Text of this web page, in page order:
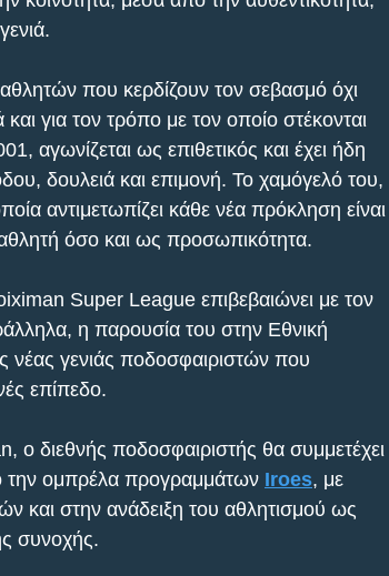
που κερδίζουν τον σεβασμό όχι
για τον τρόπο με τον οποίο στέκονται
αγωνίζεται ως επιθετικός και έχει ήδη
δουλειά και επιμονή. Το χαμόγελό του,
αντιμετωπίζει κάθε νέα πρόκληση είναι
όσο και ως προσωπικότητα.
Super League επιβεβαιώνει με τον
η παρουσία του στην Εθνική
νέας γενιάς ποδοσφαιριστών που
επίπεδο.
ο διεθνής ποδοσφαιριστής θα συμμετέχει
την ομπρέλα προγραμμάτων Iroes, με
και στην ανάδειξη του αθλητισμού ως
συνοχής.